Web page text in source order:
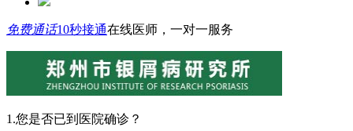
免费通话10秒接通在线医师，一对一服务
1.您是否已到医院确诊？